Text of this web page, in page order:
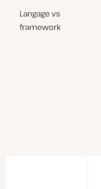
Langage vs
framework